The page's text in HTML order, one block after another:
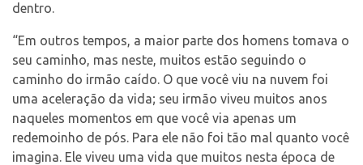
dentro.
“Em outros tempos, a maior parte dos homens tomava o
seu caminho, mas neste, muitos estão seguindo o
caminho do irmão caído. O que você viu na nuvem foi
uma aceleração da vida; seu irmão viveu muitos anos
naqueles momentos em que você via apenas um
redemoinho de pós. Para ele não foi tão mal quanto você
imagina. Ele viveu uma vida que muitos nesta época de